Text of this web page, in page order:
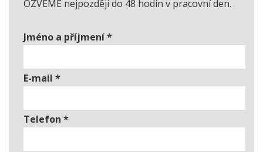
OZVEME nejpozději do 48 hodin v pracovní den.
Jméno a příjmení*
E-mail *
Telefon *